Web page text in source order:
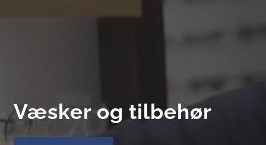
Væsker og tilbehør